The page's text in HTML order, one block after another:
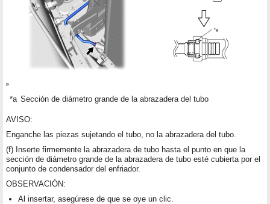
*a Sección de diámetro grande de la abrazadera del tubo
AVISO:
Enganche las piezas sujetando el tubo, no la abrazadera del tubo.
(f) Inserte firmemente la abrazadera de tubo hasta el punto en que la
sección de diámetro grande de la abrazadera de tubo esté cubierta por el
conjunto de condensador del enfriador.
OBSERVACIÓN:
Al insertar, asegúrese de que se oye un clic.